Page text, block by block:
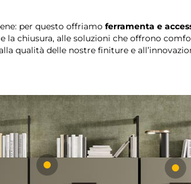
per questo offriamo ferramenta e
chiusura, alle soluzioni che offrono
qualità delle nostre finiture e